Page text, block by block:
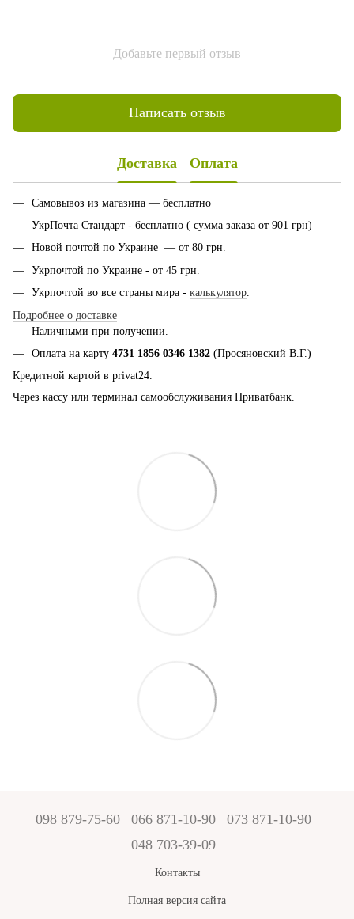
Добавьте первый отзыв
Написать отзыв
Доставка Оплата
Самовывоз из магазина — бесплатно
УкрПочта Стандарт - бесплатно ( сумма заказа от 901 грн)
Новой почтой по Украине — от 80 грн.
Укрпочтой по Украине - от 45 грн.
Укрпочтой во все страны мира - калькулятор.
Подробнее о доставке
Наличными при получении.
Оплата на карту 4731 1856 0346 1382 (Просяновский В.Г.)
Кредитной картой в privat24.
Через кассу или терминал самообслуживания Приватбанк.
098 879-75-60 066 871-10-90
073 871-10-90
048 703-39-09
Контакты
Полная версия сайта